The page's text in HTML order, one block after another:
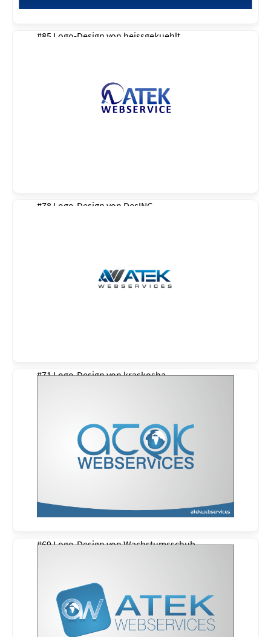
#85 Logo-Design von heissgekuehlt
#78 Logo-Design von DesING
#71 Logo-Design vonkraskosha
#69 Logo-Design vonWachstumsschub